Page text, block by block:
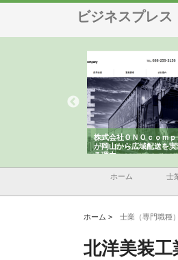
ビジネスプレス
株式会社ＯＮＯｃｏｍ
が岡山から広域配送を
る理由
ホーム 士
ホーム > 士業（専門職種）
北洋美装